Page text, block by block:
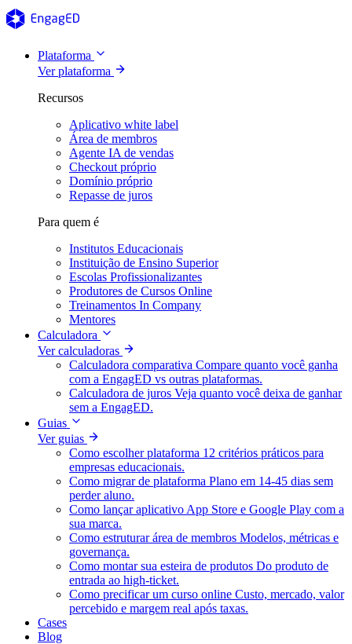
Plataforma
Ver plataforma
Recursos
Aplicativo white label
Área de membros
Agente IA de vendas
Checkout próprio
Domínio próprio
Repasse de juros
Para quem é
Institutos Educacionais
Instituição de Ensino Superior
Escolas Profissionalizantes
Produtores de Cursos Online
Treinamentos In Company
Mentores
Calculadora
Ver calculadoras
Calculadora comparativa Compare quanto você ganha
com a EngagED vs outras plataformas.
Calculadora de juros Veja quanto você deixa de ganhar
sem a EngagED.
Guias
Ver guias
Como escolher plataforma 12 critérios práticos para
empresas educacionais.
Como migrar de plataforma Plano em 14-45 dias sem
perder aluno.
Como lançar aplicativo App Store e Google Play com a
sua marca.
Como estruturar área de membros Modelos, métricas e
governança.
Como montar sua esteira de produtos Do produto de
entrada ao high-ticket.
Como precificar um curso online Custo, mercado, valor
percebido e margem real após taxas.
Cases
Blog